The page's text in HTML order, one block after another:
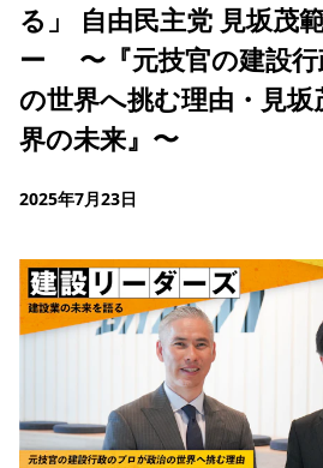
データ一覧
レポート一覧
研究員紹介
お問合せ
る」 自由民主党 見坂茂
ー 〜『元技官の建設行
の世界へ挑む理由・見
界の未来』〜
2025年7月23日